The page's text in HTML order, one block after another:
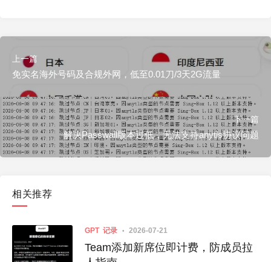
上一篇
免实名海外号码及合规外网，低至0.01刀/3天2G流量
下一篇
解决Passwall版本过低，无法支持anytls协议问题
相关推荐
GPT 记录 2026-07-21
Team添加新席位即计费，防成员拉